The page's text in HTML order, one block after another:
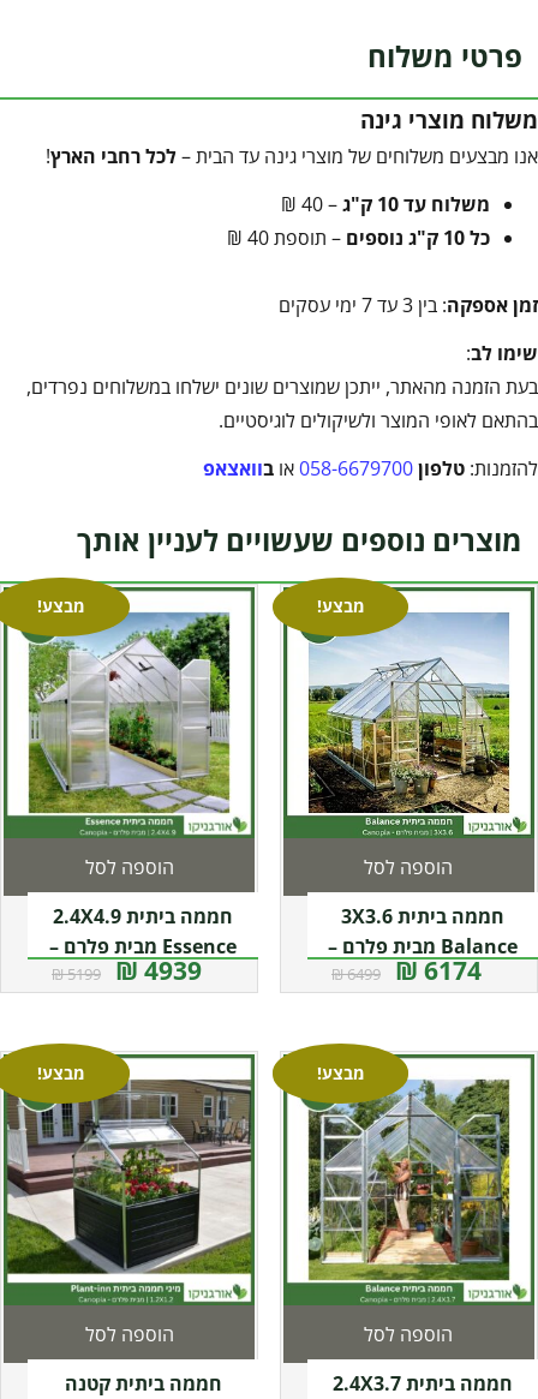
פרטי משלוח
משלוח מוצרי גינה
אנו מבצעים משלוחים של מוצרי גינה עד הבית –לכל רחבי הארץ!
משלוח עד 10 ק"ג
– 40 ₪
כל 10 ק"ג נוספים
– תוספת 40 ₪
זמן אספקה: בין 3 עד 7 ימי עסקים
שימו לב:
בעת הזמנה מהאתר, ייתכן שמוצרים שונים ישלחו במשלוחים נפרדים,
בהתאם לאופי המוצר ולשיקולים לוגיסטיים.
להזמנות: טלפון058-6679700או בוואצאפ
מוצרים נוספים שעשויים לעניין אותך
מבצע!
חממה ביתית 3X3.6
Balance מבית פלרם –
Canopia
6174 ₪
6499 ₪
הוספה לסל
מבצע!
חממה ביתית 2.4X4.9
Essence מבית פלרם –
Canopia
4939 ₪
5199 ₪
הוספה לסל
מבצע!
חממה ביתית 2.4X3.7
הוספה לסל
מבצע!
חממה ביתית קטנה
הוספה לסל